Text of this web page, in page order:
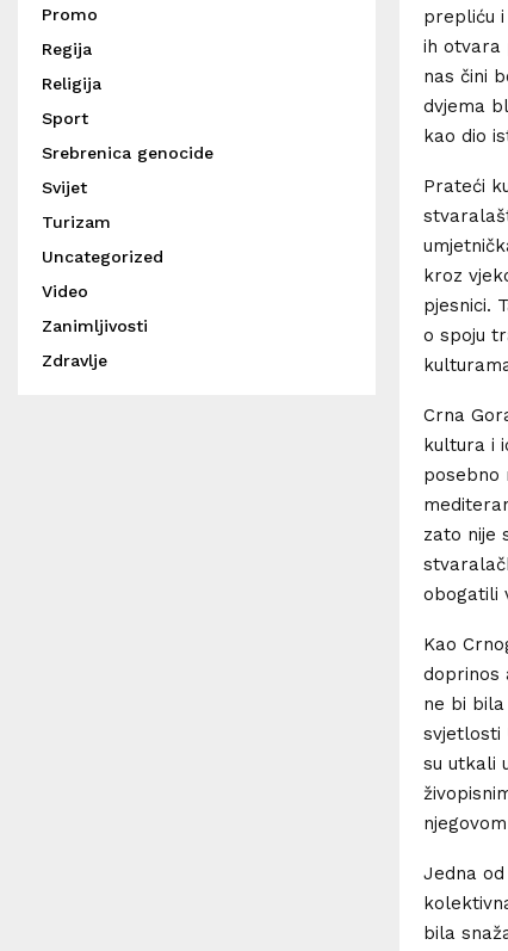
prepliću
ih otvara
nas čini
dvjema
kao dio
Prateći
kroz
pjesnici.
o spoju
Crna
kultura i
posebno
zato nije
obogatili
Kao
doprinos
ne bi
svjetlosti
su utkali
Jedna
bila
Promo
Regija
Religija
Sport
Srebrenica genocide
Svijet
Turizam
Uncategorized
Video
Zanimljivosti
Zdravlje